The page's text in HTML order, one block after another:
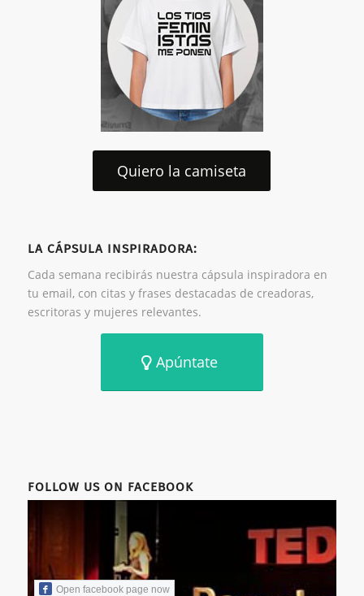
Quiero la camiseta
LA CÁPSULA INSPIRADORA:
Cada semana recibirás nuestra cápsula inspiradora en
tu email, con citas y frases destacadas de creadoras,
escritoras y mujeres relevantes.
Apúntate
FOLLOW US ON FACEBOOK
Open facebook page now